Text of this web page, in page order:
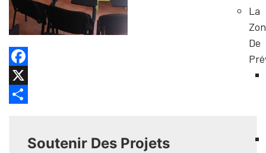
La
De
Facebook
X
Soutenir Des Projets